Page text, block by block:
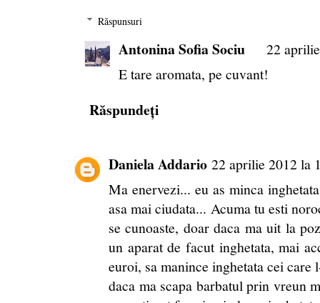
Răspunsuri
Antonina Sofia Sociu
22
E tare aromata, pe cuvant!
Răspundeți
Daniela Addario 22 aprilie 2012 la
Ma enervezi... eu as minca
asa mai ciudata... Acuma tu esti
se cunoaste, doar daca ma uit la
un aparat de facut inghetata, mai
euroi, sa manince inghetata cei
daca ma scapa barbatul prin vreun